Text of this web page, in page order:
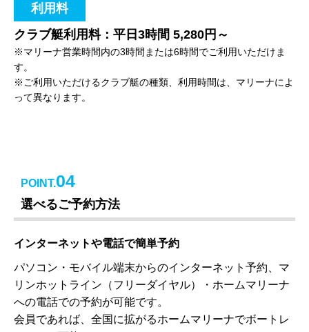
利用料
クラブ艇利用料：平日3時間 5,280円～
※マリーナ営業時間内の3時間または6時間でご利用いただけま
す。
※ご利用いただけるクラブ艇の種類、利用時間は、マリーナによ
って異なります。
POINT.04
選べるご予約方法
インターネットや電話で簡単予約
パソコン・モバイル端末からのインターネット予約、マ
リンホットライン（フリーダイヤル）・ホームマリーナ
への電話での予約が可能です。
会員であれば、全国に拡がるホームマリーナでボートレ